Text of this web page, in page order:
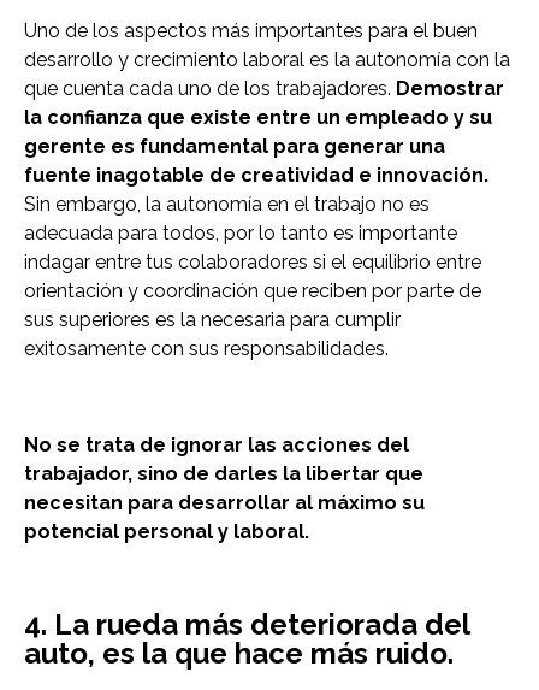
Uno de los aspectos más importantes para el buen
desarrollo y crecimiento laboral es la autonomía con la
que cuenta cada uno de los trabajadores. Demostrar
la confianza que existe entre un empleado y su
gerente es fundamental para generar una
fuente inagotable de creatividad e innovación.
Sin embargo, la autonomía en el trabajo no es
adecuada para todos, por lo tanto es importante
indagar entre tus colaboradores si el equilibrio entre
orientación y coordinación que reciben por parte de
sus superiores es la necesaria para cumplir
exitosamente con sus responsabilidades.
No se trata de ignorar las acciones del
trabajador, sino de darles la libertar que
necesitan para desarrollar al máximo su
potencial personal y laboral.
4. La rueda más deteriorada del
auto, es la que hace más ruido.